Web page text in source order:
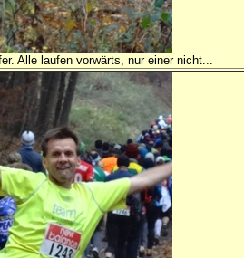
Alle laufen vorwärts, nur einer nicht...